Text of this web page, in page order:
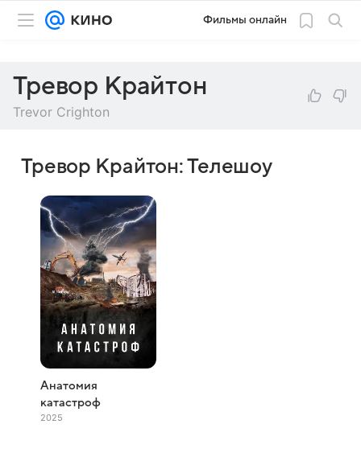
Фильмы онлайн
Тревор Крайтон
Trevor Crighton
Тревор Крайтон: Телешоу
Анатомия
катастроф
2025